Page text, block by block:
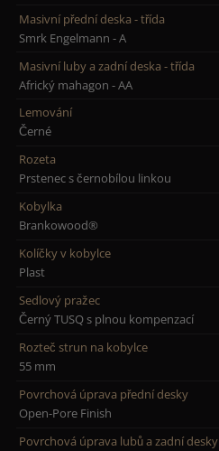
Masivní přední deska - třída
Smrk Engelmann - A
Masivní luby a zadní deska - třída
Africký mahagon - AA
Lemování
Černé
Rozeta
Prstenec s černobílou linkou
Kobylka
Brankowood®
Kolíčky v kobylce
Plast
Sedlový pražec
Černý TUSQ s plnou kompenzací
Rozteč strun na kobylce
55 mm
Povrchová úprava přední desky
Open-Pore Finish
Povrchová úprava lubů a zadní desky